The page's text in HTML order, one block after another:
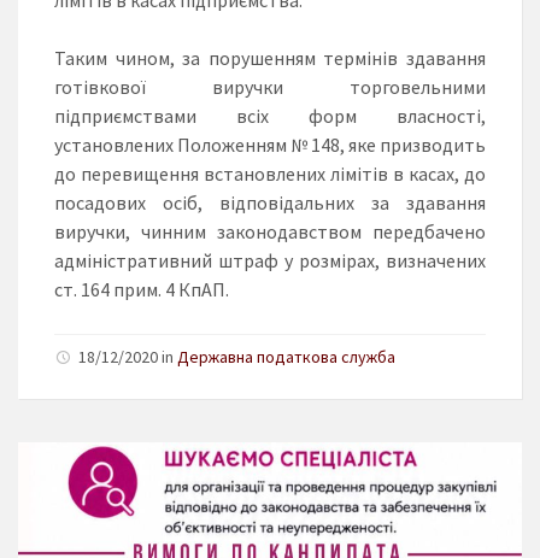
Таким чином, за порушенням термінів здавання
готівкової виручки торговельними
підприємствами всіх форм власності,
установлених Положенням № 148, яке призводить
до перевищення встановлених лімітів в касах, до
посадових осіб, відповідальних за здавання
виручки, чинним законодавством передбачено
адміністративний штраф у розмірах, визначених
ст. 164 прим. 4 КпАП.
18/12/2020 in Державна податкова служба